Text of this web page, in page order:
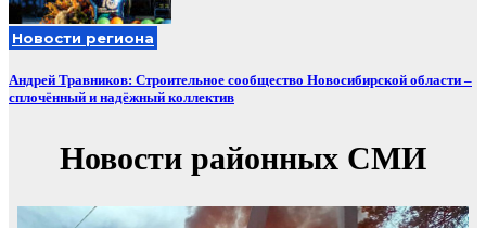
Новости региона
Андрей Травников: Строительное сообщество Новосибирской области –
сплочённый и надёжный коллектив